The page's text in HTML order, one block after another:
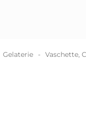
Gelaterie - Vaschette,